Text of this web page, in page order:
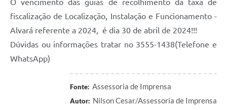
Editais
Links
O vencimento das guias de recolhimento da taxa de
fiscalização de Localização, Instalação e Funcionamento -
Alvará referente a 2024, é dia 30 de abril de 2024!!!
Dúvidas ou informações tratar no 3555-1438(Telefone e
WhatsApp)
Fonte: Assessoria de Imprensa
Autor: Nilson Cesar/Assessoria de Imprensa